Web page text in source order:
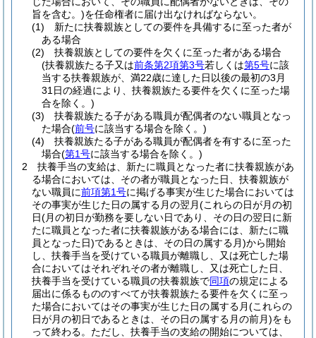
旨を含む。)を任命権者に届け出なければならない。
(1)
新たに扶養親族としての要件を具備するに至った者が
ある場合
(2)
扶養親族としての要件を欠くに至った者がある場合
(扶養親族たる子又は前条第2項第3号若しくは第5号に該
当する扶養親族が、満22歳に達した日以後の最初の3月
31日の経過により、扶養親族たる要件を欠くに至った場
合を除く。)
(3)
扶養親族たる子がある職員が配偶者のない職員となっ
た場合(前号に該当する場合を除く。)
(4)
扶養親族たる子がある職員が配偶者を有するに至った
場合(第1号に該当する場合を除く。)
2
扶養手当の支給は、新たに職員となった者に扶養親族があ
る場合においては、その者が職員となった日、扶養親族が
ない職員に前項第1号に掲げる事実が生じた場合においては
その事実が生じた日の属する月の翌月(これらの日が月の初
日(月の初日が勤務を要しない日であり、その日の翌日に新
たに職員となった者に扶養親族がある場合には、新たに職
員となった日)であるときは、その日の属する月)から開始
し、扶養手当を受けている職員が離職し、又は死亡した場
合においてはそれぞれその者が離職し、又は死亡した日、
扶養手当を受けている職員の扶養親族で同項の規定による
届出に係るもののすべてが扶養親族たる要件を欠くに至っ
た場合においてはその事実が生じた日の属する月(これらの
日が月の初日であるときは、その日の属する月の前月)をも
って終わる。 ただし、扶養手当の支給の開始については、